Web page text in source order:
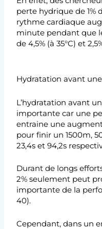
perte hydrique de 1%
rythme cardiaque
minute pendant que
de 4,5% (à 35°C) et
Hydratation avant
L’hydratation avant
importante car une
entraine une
pour finir un 1500m,
23,4s et 94,2s
Durant de longs
2% seulement peut
importante de la
40).
Cependant, dans un